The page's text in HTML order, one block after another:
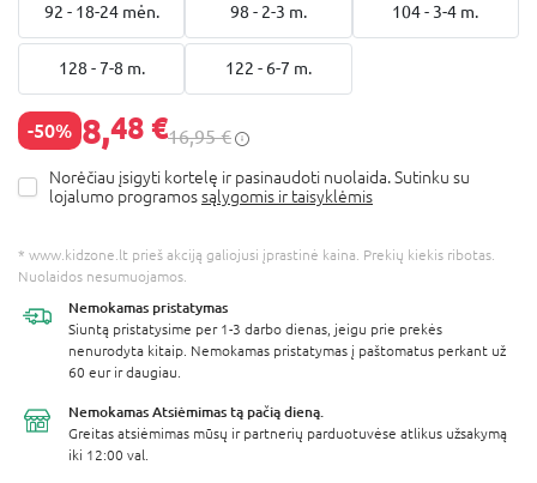
92 - 18-24 mėn. 98 - 2-3 m. 104 - 3-4 m.
128 - 7-8 m. 122 - 6-7 m.
-50% 8,48 €16,95 €
Norėčiau įsigyti kortelę ir pasinaudoti nuolaida. Sutinku su
lojalumo programossąlygomis ir taisyklėmis
* www.kidzone.lt prieš akciją galiojusi įprastinė kaina. Prekių kiekis ribotas.
Nuolaidos nesumuojamos.
Nemokamas pristatymas
Siuntą pristatysime per 1-3 darbo dienas, jeigu prie prekės
nenurodyta kitaip. Nemokamas pristatymas į paštomatus perkant už
60 eur ir daugiau.
Nemokamas Atsiėmimas tą pačią dieną.
Greitas atsiėmimas mūsų ir partnerių parduotuvėse atlikus užsakymą
iki 12:00 val.